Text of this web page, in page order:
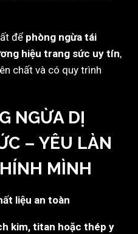
để phòng ngừa tái
hiệu trang sức uy tín,
chất và có quy trình
NGỪA DỊ
– YÊU LÀN
MÌNH
liệu an toàn
kim, titan hoặc thép y